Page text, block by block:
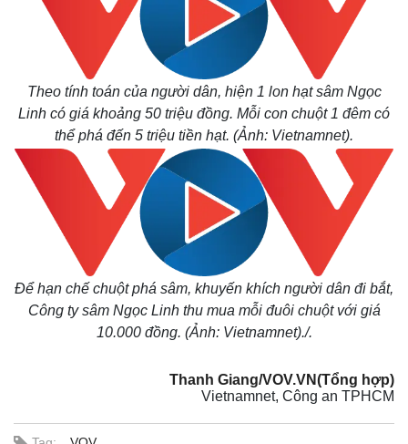
Tỷ giá
Chứng khoán
Giá cà phê
Theo tính toán của người dân, hiện 1 lon hạt sâm Ngọc
Linh có giá khoảng 50 triệu đồng. Mỗi con chuột 1 đêm có
thể phá đến 5 triệu tiền hạt. (Ảnh: Vietnamnet).
Để hạn chế chuột phá sâm, khuyến khích người dân đi bắt,
Công ty sâm Ngọc Linh thu mua mỗi đuôi chuột với giá
10.000 đồng. (Ảnh: Vietnamnet)./.
Thanh Giang/VOV.VN(Tổng hợp)
Vietnamnet, Công an TPHCM